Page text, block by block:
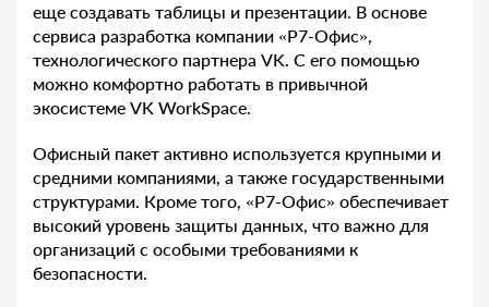
еще создавать таблицы и презентации. В основе
сервиса разработка компании «P7-Офис»,
технологического партнера VK. С его помощью
можно комфортно работать в привычной
экосистеме VK WorkSpace.
Офисный пакет активно используется крупными и
средними компаниями, а также государственными
структурами. Кроме того, «Р7-Офис» обеспечивает
высокий уровень защиты данных, что важно для
организаций с особыми требованиями к
безопасности.